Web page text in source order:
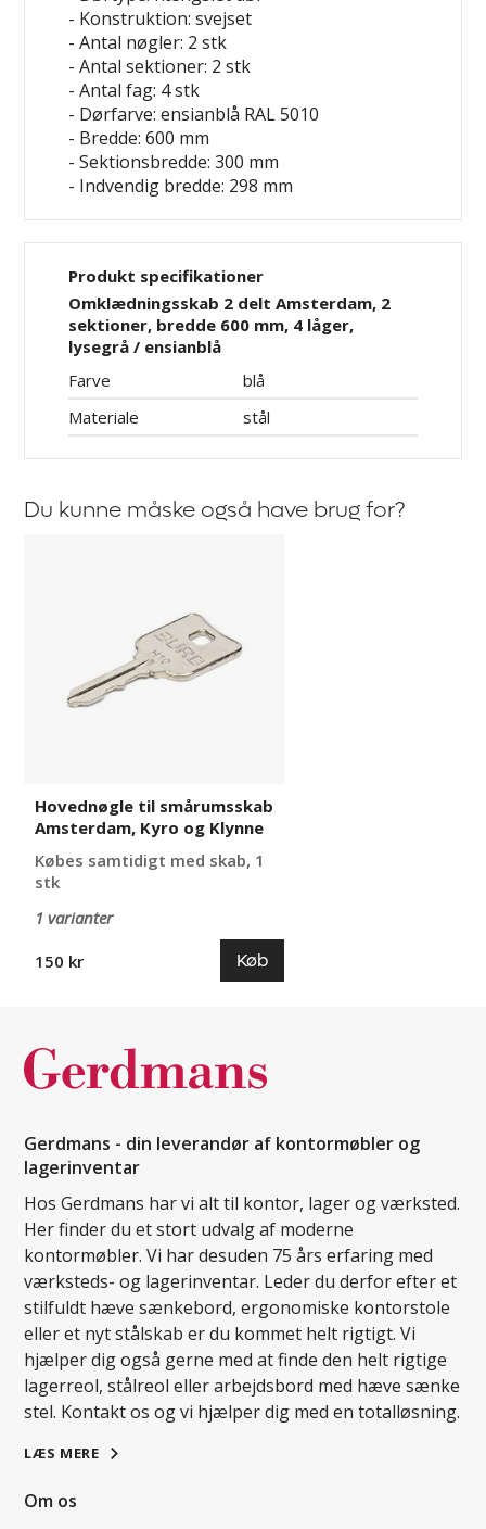
- Konstruktion: svejset
- Antal nøgler: 2 stk
- Antal sektioner: 2 stk
- Antal fag: 4 stk
- Dørfarve: ensianblå RAL 5010
- Bredde: 600 mm
- Sektionsbredde: 300 mm
- Indvendig bredde: 298 mm
Produkt specifikationer
Omklædningsskab 2 delt Amsterdam, 2
sektioner, bredde 600 mm, 4 låger,
lysegrå / ensianblå
Farve
blå
Materiale
stål
Du kunne måske også have brug for?
Klynne
Hovednøgle til smårumsskab
Amsterdam, Kyro og Klynne
Købes samtidigt med skab, 1
stk
1 varianter
150 kr
Køb
Gerdmans - din leverandør af kontormøbler og
lagerinventar
Hos Gerdmans har vi alt til kontor, lager og værksted.
Her finder du et stort udvalg af moderne
kontormøbler. Vi har desuden 75 års erfaring med
værksteds- og lagerinventar. Leder du derfor efter et
stilfuldt hæve sænkebord, ergonomiske kontorstole
eller et nyt stålskab er du kommet helt rigtigt. Vi
hjælper dig også gerne med at finde den helt rigtige
lagerreol, stålreol eller arbejdsbord med hæve sænke
stel. Kontakt os og vi hjælper dig med en totalløsning.
LÆS MERE
Om os